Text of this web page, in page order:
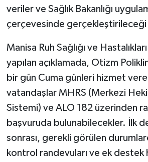
veriler ve Sağlık Bakanlığı
çerçevesinde
Manisa Ruh Sağlığı ve
yapılan açıklamada, Otizm
bir gün Cuma günleri hizmet
vatandaşlar MHRS (Merkezi
Sistemi) ve ALO 182 üzerinden
başvuruda bulunabilecekler. İlk
sonrası, gerekli görülen
kontrol randevuları ve ek destek